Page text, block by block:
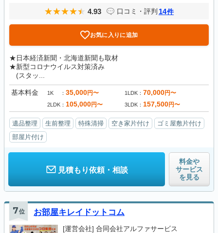
4.93 口コミ・評判 14件
お気に入りに追加
★日本経済新聞・北海道新聞も取材
★新型コロナウイルス対策済み
(スタッ...
基本料金 1K 35,000円〜 1LDK 70,000円〜
2LDK 105,000円〜 3LDK 157,500円〜
遺品整理 生前整理 特殊清掃 空き家片付け
ゴミ屋敷片付け
部屋片付け
見積もり依頼・相談
料金や
サービス
を見る
7位 お部屋キレイドットコム
[運営会社] 合同会社アルファサービス